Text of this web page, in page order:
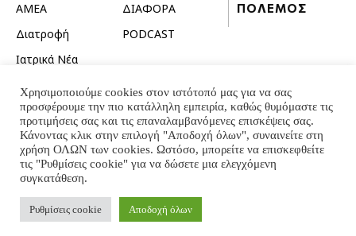
ΑΜΕΑ
Διατροφή
Ιατρικά Νέα
Κατοικίδια
Ομορφιά
Σεξουαλική ζωή
Ψυχολογία
ΔΙΑΦΟΡΑ
PODCAST
ΠΟΛΕΜΟΣ
© INTERNATIONAL INFO 2024 - ALL RIGHTS RESERVED
Χρησιμοποιούμε cookies στον ιστότοπό μας για να σας
προσφέρουμε την πιο κατάλληλη εμπειρία, καθώς θυμόμαστε τις
προτιμήσεις σας και τις επαναλαμβανόμενες επισκέψεις σας.
Κάνοντας κλικ στην επιλογή "Αποδοχή όλων", συναινείτε στη
χρήση ΟΛΩΝ των cookies. Ωστόσο, μπορείτε να επισκεφθείτε
τις "Ρυθμίσεις cookie" για να δώσετε μια ελεγχόμενη
συγκατάθεση.
Ρυθμίσεις cookie Αποδοχή όλων